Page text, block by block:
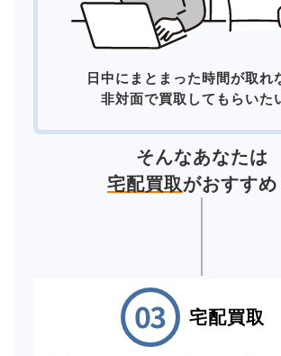
日中にまとまった時間が取れ
非対面で買取してもらいた
そんなあなたは
宅配買取がおすすめ
宅配買取